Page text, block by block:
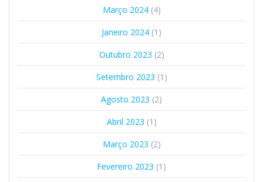
Março 2024(4)
Janeiro 2024 (1)
Outubro 2023 (2)
Setembro 2023 (1)
Agosto 2023 (2)
Abril 2023 (1)
Março 2023 (2)
Fevereiro 2023 (1)